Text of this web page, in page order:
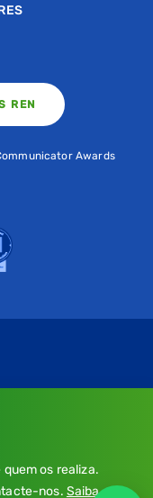
REN
Awards
.
os realiza.
nos. Saiba